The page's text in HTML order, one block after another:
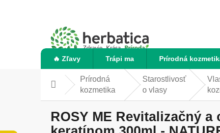
🔥 Zľavy Trápi ma Prírodná
Domov
Prírodná
kozmetika
Starostlivosť
o vlasy
ROSY ME Revitalizačný